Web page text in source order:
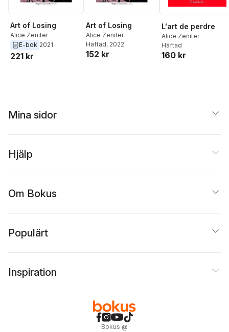
Art of Losing
Alice Zeniter
E-bok 2021
221 kr
Art of Losing
Alice Zeniter
Häftad, 2022
152 kr
L'art de perdre
Alice Zeniter
Häftad
160 kr
Mina sidor
Hjälp
Om Bokus
Populärt
Inspiration
Bokus @